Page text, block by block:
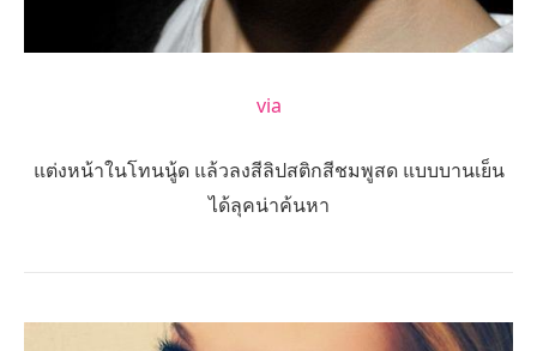
via
แต่งหน้าในโทนนู้ด แล้วลงสีลิปสติกสีชมพูสด แบบบานเย็น
ได้ลุคน่าค้นหา